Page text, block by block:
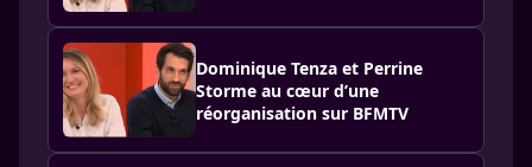
Dominique Tenza et Perrine
Storme au cœur d’une
réorganisation sur BFMTV